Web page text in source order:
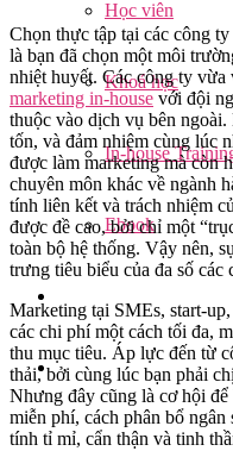
Học viên
Khoá học
In-house
Ebook
Chọn thực tập tại các công
là bạn đã chọn một môi
nhiệt huyết. Các công ty
marketing in-house với đội
thuộc vào dịch vụ bên
tốn, và đảm nhiệm cùng lúc
được làm marketing mà còn
chuyên môn khác về ngành
tính liên kết và trách nhiệm
được đề cao, bởi chỉ một
toàn bộ hệ thống. Vậy nên,
trưng tiêu biểu của đa số các
Marketing tại SMEs, start-
các chi phí một cách tối đa,
thu mục tiêu. Áp lực đến từ
thải, bởi cùng lúc bạn phải
Nhưng đây cũng là cơ hội
miễn phí, cách phân bổ
tính tỉ mỉ, cẩn thận và tinh